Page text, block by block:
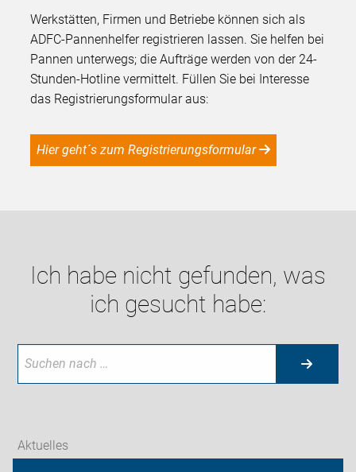
Werkstätten, Firmen und Betriebe können sich als
ADFC-Pannenhelfer registrieren lassen. Sie helfen bei
Pannen unterwegs; die Aufträge werden von der 24-
Stunden-Hotline vermittelt. Füllen Sie bei Interesse
das Registrierungsformular aus:
Hier geht´s zum Registrierungsformular
Ich habe nicht gefunden, was
ich gesucht habe:
Aktuelles